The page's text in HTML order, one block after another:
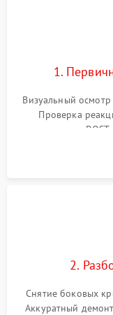
1.
Визуальный осмотр
Проверка
сигналов
локализации
2.
Снятие боковых
Аккуратный